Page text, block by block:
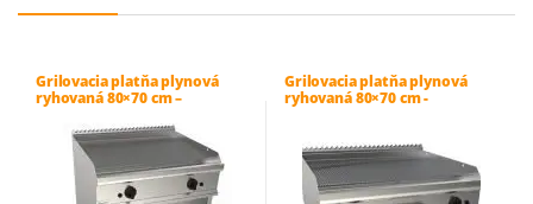
Grilovacia platňa plynová
ryhovaná 80×70 cm –
Grilovacia platňa plynová
ryhovaná 80×70 cm -